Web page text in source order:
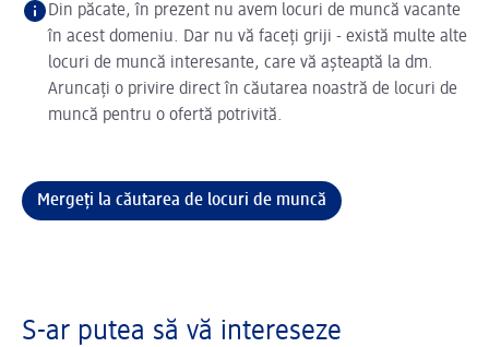
Din păcate, în prezent nu avem locuri de muncă vacante
în acest domeniu. Dar nu vă faceți griji - există multe alte
locuri de muncă interesante, care vă așteaptă la dm.
Aruncați o privire direct în căutarea noastră de locuri de
muncă pentru o ofertă potrivită.
Mergeți la căutarea de locuri de muncă
S-ar putea să vă intereseze